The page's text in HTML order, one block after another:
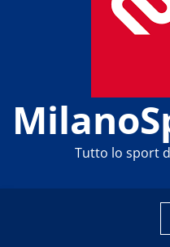
Tutto lo sport